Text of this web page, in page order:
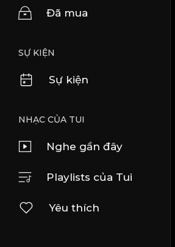
Đã mua
SỰ KIỆN
Sự kiện
NHẠC CỦA TUI
Nghe gần đây
Playlists của Tui
Yêu thích